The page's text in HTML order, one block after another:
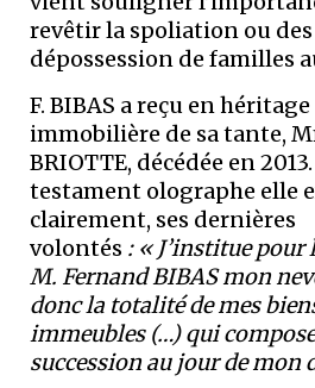
revêtir la spoliation ou
dépossession de familles
F. BIBAS a reçu en
immobilière de sa tante,
BRIOTTE, décédée en
testament olographe elle
clairement, ses dernières
volontés : « J’institue
M. Fernand BIBAS mon
donc la totalité de mes
immeubles (…) qui
succession au jour de mon